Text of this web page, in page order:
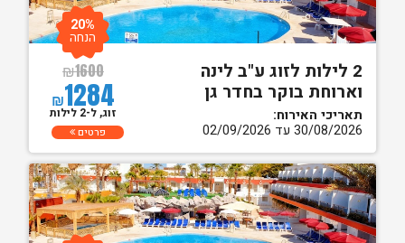
2 לילות לזוג ע"ב לינה
וארוחת בוקר בחדר גן
תאריכי האירוח:
30/08/2026 עד 02/09/2026
₪1600
₪1284
20%
הנחה
זוג, ל-2 לילות
פרטים